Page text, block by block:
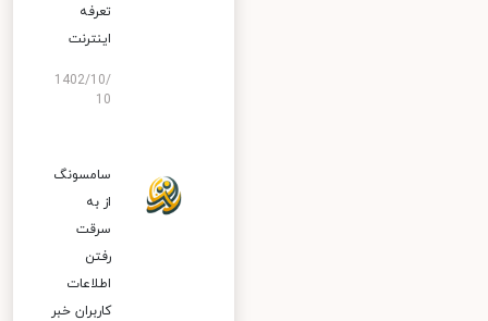
تعرفه
اینترنت
1402/10/
10
سامسونگ
از به
سرقت
رفتن
اطلاعات
کاربران خبر